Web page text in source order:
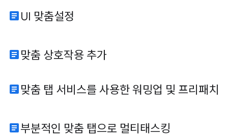
article UI 맞춤설정
article 맞춤 상호작용 추가
article 맞춤 탭 서비스를 사용한 워밍업 및 프리패치
article부분적인 맞춤 탭으로 멀티태스킹